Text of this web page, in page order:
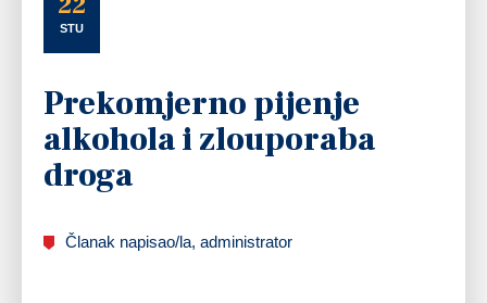
STU
Prekomjerno pijenje
alkohola i zlouporaba
droga
Članak napisao/la, administrator